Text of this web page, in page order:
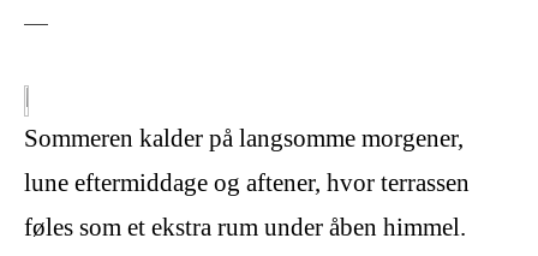
Sommeren kalder på langsomme morgener,
lune eftermiddage og aftener, hvor terrassen
føles som et ekstra rum under åben himmel.